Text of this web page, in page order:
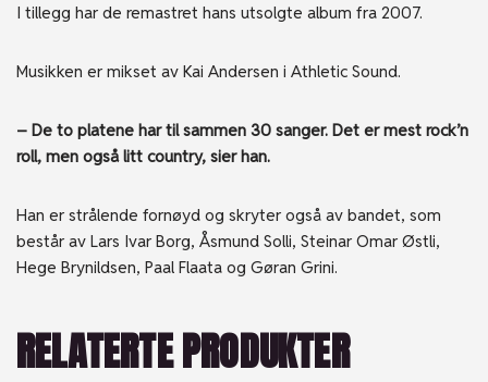
I tillegg har de remastret hans utsolgte album fra 2007.
Musikken er mikset av Kai Andersen i Athletic Sound.
– De to platene har til sammen 30 sanger. Det er mest rock’n
roll, men også litt country, sier han.
Han er strålende fornøyd og skryter også av bandet, som
består av Lars Ivar Borg, Åsmund Solli, Steinar Omar Østli,
Hege Brynildsen, Paal Flaata og Gøran Grini.
RELATERTE PRODUKTER